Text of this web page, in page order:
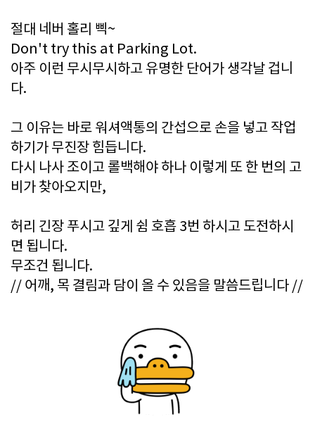
절대 네버 홀리 삑~
Don't try this at Parking Lot.
아주 이런 무시무시하고 유명한 단어가 생각날 겁니
다.
그 이유는 바로 워셔액통의 간섭으로 손을 넣고 작업
하기가 무진장 힘듭니다.
다시 나사 조이고 롤백해야 하나 이렇게 또 한 번의 고
비가 찾아오지만,
허리 긴장 푸시고 깊게 쉼 호흡 3번 하시고 도전하시
면 됩니다.
무조건 됩니다.
// 어깨, 목 결림과 담이 올 수 있음을 말씀드립니다 //